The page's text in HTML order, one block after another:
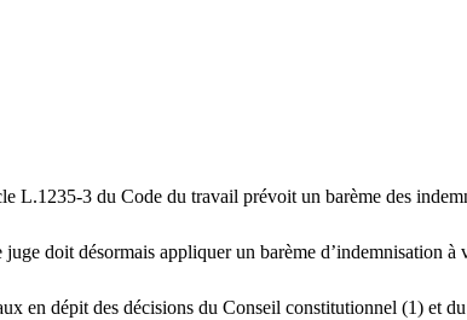
L.1235-3 du Code du travail prévoit un barème des
doit désormais appliquer un barème d’indemnisation
en dépit des décisions du Conseil constitutionnel (1) et